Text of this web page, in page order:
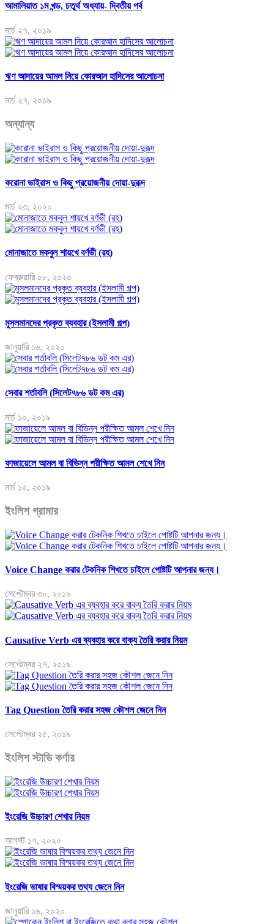
আমালিয়াত ১ম খন্ড, চতুর্থ অধ্যায়- দ্বিতীয় পর্ব
মার্চ ২৭, ২০১৯
ঋণ আদায়ের আমল নিয়ে কোরআন হাদিসের আলোচনা
মার্চ ২৭, ২০১৯
অন্যান্য
করোনা ভাইরাস ও কিছু প্রয়োজনীয় দোয়া-দুরূদ
মার্চ ২৩, ২০২০
মোনাজাতে মকবুল শায়খে বর্ণভী (রহ)
ফেব্রুয়ারি ০৮, ২০২০
মুসলমানদের প্রকৃত ব্যবহার (ইসলামী গল্প)
জানুয়ারি ১৬, ২০২০
সেবার শর্তাবলি (সিলেট৭৮৬ ডট কম এর)
মার্চ ১০, ২০১৯
ফাজায়েলে আমল বা বিভিন্ন পরীক্ষিত আমল শেখে নিন
মার্চ ১০, ২০১৯
ইংলিশ গ্রামার
Voice Change করার টেকনিক শিখতে চাইলে পোষ্টটি আপনার জন্য।
সেপ্টেম্বর ৩০, ২০১৯
Causative Verb এর ব্যবহার করে বাক্য তৈরি করার নিয়ম
সেপ্টেম্বর ২৭, ২০১৯
Tag Question তৈরি করার সহজ কৌশল জেনে নিন
সেপ্টেম্বর ২৫, ২০১৯
ইংলিশ স্টাডি কর্ণার
ইংরেজি উচ্চারণ শেখার নিয়ম
আগস্ট ১৭, ২০২০
ইংরেজি ভাষার বিস্ময়কর তথ্য জেনে নিন
জানুয়ারি ১৬, ২০২০